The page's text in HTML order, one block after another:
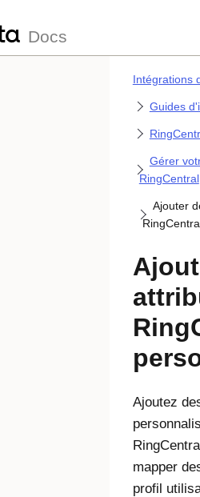
Docs
Intégrations
Guides
Gérer
RingCentral
Ajouter
Ajoutez
mapper
profil